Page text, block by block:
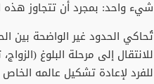
شيء واحد: بمجرد أن تتجاوز
تُحاكي الحدود غير الواضحة بين
للانتقال إلى مرحلة البلوغ
للفرد لإعادة تشكيل عالمه